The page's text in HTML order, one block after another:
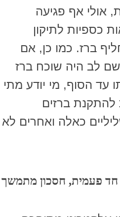
אולי אף פגיעה
כספיות לתיקון
ברז. כמו כן, אם
לב היה שוכח ברז
עד הסוף, מי יודע מתי
להתקנת ברזים
כאלה ואחרים לא
פעמית, חסכון מתמשך